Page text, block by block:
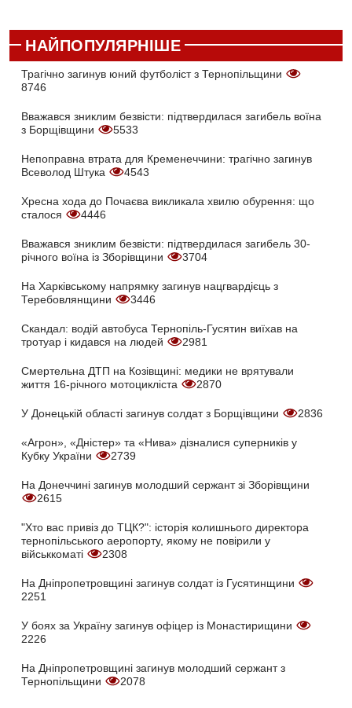
НАЙПОПУЛЯРНІШЕ
Трагічно загинув юний футболіст з Тернопільщини
8746
Вважався зниклим безвісти: підтвердилася загибель воїна
з Борщівщини
5533
Непоправна втрата для Кременеччини: трагічно загинув
Всеволод Штука
4543
Хресна хода до Почаєва викликала хвилю обурення: що
сталося
4446
Вважався зниклим безвісти: підтвердилася загибель 30-
річного воїна із Зборівщини
3704
На Харківському напрямку загинув нацгвардієць з
Теребовлянщини
3446
Скандал: водій автобуса Тернопіль-Гусятин виїхав на
тротуар і кидався на людей
2981
Смертельна ДТП на Козівщині: медики не врятували
життя 16-річного мотоцикліста
2870
У Донецькій області загинув солдат з Борщівщини 2836
«Агрон», «Дністер» та «Нива» дізналися суперників у
Кубку України
2739
На Донеччині загинув молодший сержант зі Зборівщини
2615
"Хто вас привіз до ТЦК?": історія колишнього директора
тернопільського аеропорту, якому не повірили у
військкоматі
2308
На Дніпропетровщині загинув солдат із Гусятинщини
2251
У боях за Україну загинув офіцер із Монастирищини
2226
На Дніпропетровщині загинув молодший сержант з
Тернопільщини
2078